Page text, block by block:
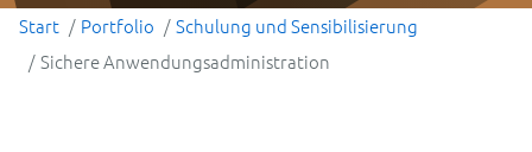
Start Portfolio
Schulung und Sensibilisierung
Sichere Anwendungsadministration